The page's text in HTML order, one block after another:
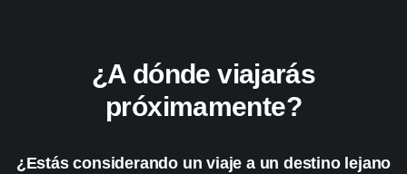
¿A dónde viajarás
próximamente?
¿Estás considerando un viaje a un destino lejano